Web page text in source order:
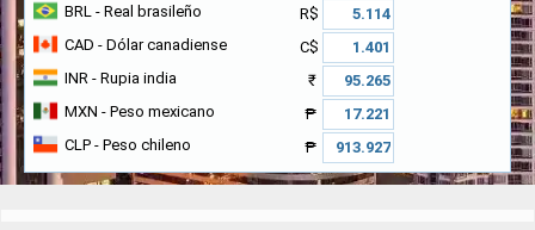
BRL - Real brasileño
R$
CAD - Dólar canadiense
C$
INR - Rupia india
₹
MXN - Peso mexicano
₱
CLP - Peso chileno ₱